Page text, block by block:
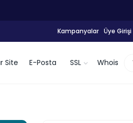
Kampanyalar Üye Girişi
Site E-Posta SSL Whois